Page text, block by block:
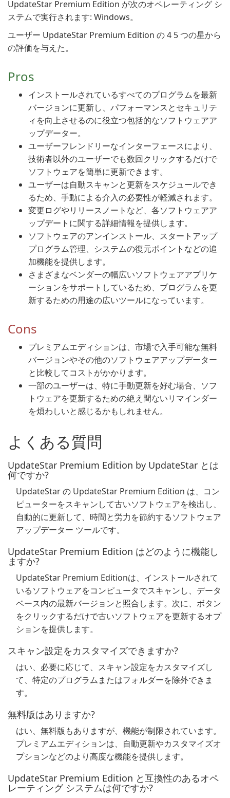
UpdateStar Premium Edition が次のオペレーティング シ
ステムで実行されます: Windows。
ユーザー UpdateStar Premium Edition の 4 5 つの星から
の評価を与えた。
Pros
インストールされているすべてのプログラムを最新
バージョンに更新し、パフォーマンスとセキュリテ
ィを向上させるのに役立つ包括的なソフトウェアア
ップデーター。
ユーザーフレンドリーなインターフェースにより、
技術者以外のユーザーでも数回クリックするだけで
ソフトウェアを簡単に更新できます。
ユーザーは自動スキャンと更新をスケジュールでき
るため、手動による介入の必要性が軽減されます。
変更ログやリリースノートなど、各ソフトウェアア
ップデートに関する詳細情報を提供します。
ソフトウェアのアンインストール、スタートアップ
プログラム管理、システムの復元ポイントなどの追
加機能を提供します。
さまざまなベンダーの幅広いソフトウェアアプリケ
ーションをサポートしているため、プログラムを更
新するための用途の広いツールになっています。
Cons
プレミアムエディションは、市場で入手可能な無料
バージョンやその他のソフトウェアアップデーター
と比較してコストがかかります。
一部のユーザーは、特に手動更新を好む場合、ソフ
トウェアを更新するための絶え間ないリマインダー
を煩わしいと感じるかもしれません。
よくある質問
UpdateStar Premium Edition by UpdateStar とは
何ですか?
UpdateStar の UpdateStar Premium Edition は、コン
ピューターをスキャンして古いソフトウェアを検出し、
自動的に更新して、時間と労力を節約するソフトウェア
アップデーター ツールです。
UpdateStar Premium Edition はどのように機能し
ますか?
UpdateStar Premium Editionは、インストールされて
いるソフトウェアをコンピュータでスキャンし、データ
ベース内の最新バージョンと照合します。次に、ボタン
をクリックするだけで古いソフトウェアを更新するオプ
ションを提供します。
スキャン設定をカスタマイズできますか?
はい、必要に応じて、スキャン設定をカスタマイズし
て、特定のプログラムまたはフォルダーを除外できま
す。
無料版はありますか?
はい、無料版もありますが、機能が制限されています。
プレミアムエディションは、自動更新やカスタマイズオ
プションなどのより高度な機能を提供します。
UpdateStar Premium Edition と互換性のあるオペ
レーティング システムは何ですか?